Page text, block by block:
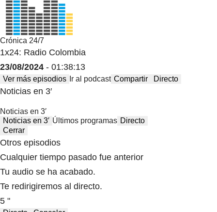
Crónica 24/7
1x24: Radio Colombia
23/08/2024 - 01:38:13
Ver más episodios Ir al podcast Compartir Directo
Noticias en 3′
Noticias en 3′
Noticias en 3′ Últimos programas Directo
Cerrar
Otros episodios
Cualquier tiempo pasado fue anterior
Tu audio se ha acabado.
Te redirigiremos al directo.
5 "